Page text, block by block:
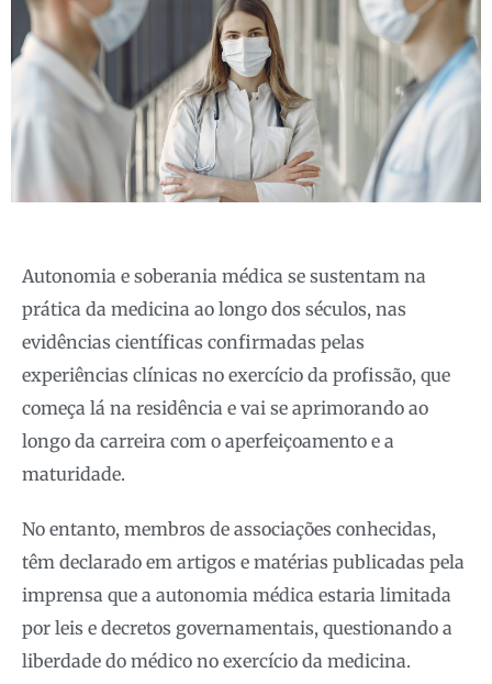
Autonomia e soberania médica se sustentam na
prática da medicina ao longo dos séculos, nas
evidências científicas confirmadas pelas
experiências clínicas no exercício da profissão, que
começa lá na residência e vai se aprimorando ao
longo da carreira com o aperfeiçoamento e a
maturidade.
No entanto, membros de associações conhecidas,
têm declarado em artigos e matérias publicadas pela
imprensa que a autonomia médica estaria limitada
por leis e decretos governamentais, questionando a
liberdade do médico no exercício da medicina.